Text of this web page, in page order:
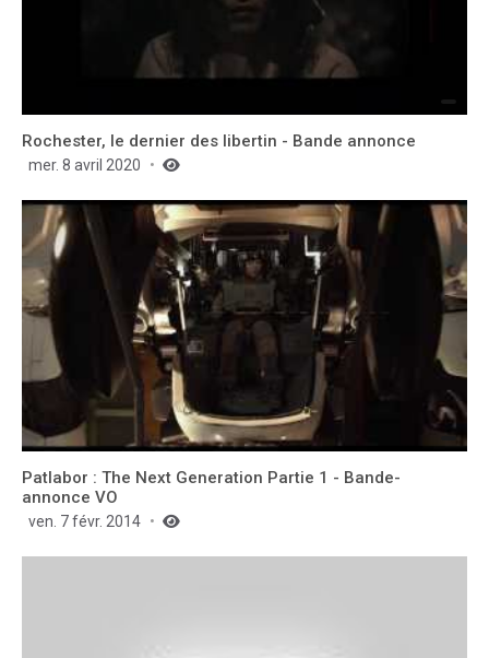
Rochester, le dernier des libertin - Bande annonce
mer. 8 avril 2020
Patlabor : The Next Generation Partie 1 - Bande-
annonce VO
ven. 7 févr. 2014